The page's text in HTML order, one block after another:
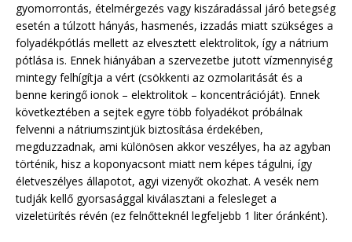
gyomorrontás, ételmérgezés vagy kiszáradással járó betegség
esetén a túlzott hányás, hasmenés, izzadás miatt szükséges a
folyadékpótlás mellett az elvesztett elektrolitok, így a nátrium
pótlása is. Ennek hiányában a szervezetbe jutott vízmennyiség
mintegy felhígítja a vért (csökkenti az ozmolaritását és a
benne keringő ionok – elektrolitok – koncentrációját). Ennek
következtében a sejtek egyre több folyadékot próbálnak
felvenni a nátriumszintjük biztosítása érdekében,
megduzzadnak, ami különösen akkor veszélyes, ha az agyban
történik, hisz a koponyacsont miatt nem képes tágulni, így
életveszélyes állapotot, agyi vizenyőt okozhat. A vesék nem
tudják kellő gyorsasággal kiválasztani a felesleget a
vizeletürítés révén (ez felnőtteknél legfeljebb 1 liter óránként).